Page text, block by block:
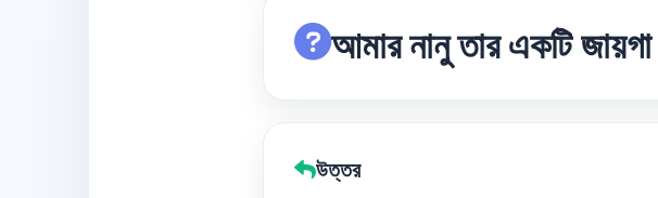
আমার নানু তার একটি
উত্তর